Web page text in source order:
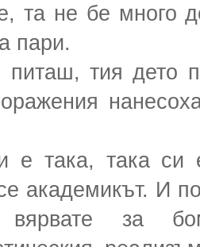
та не бе много
пари.
тия дето
е така, така
академикът. И
за